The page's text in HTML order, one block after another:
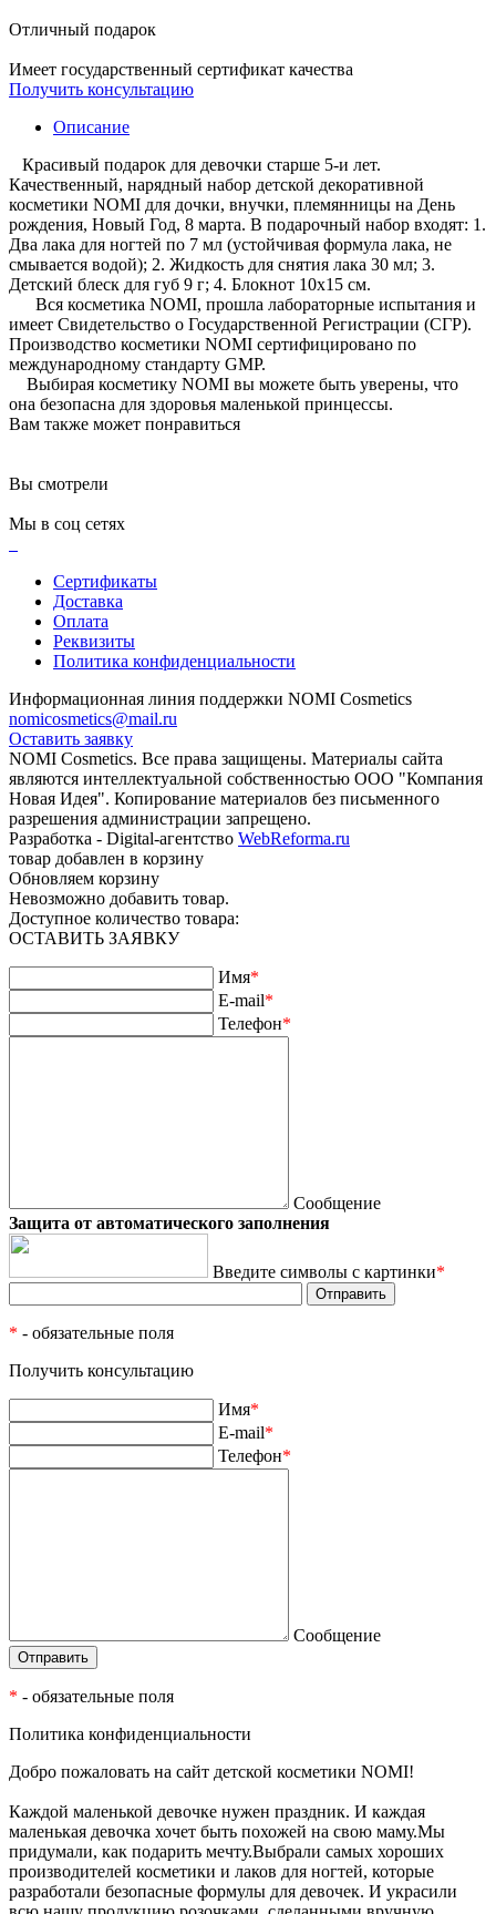
Отличный подарок
Имеет государственный сертификат качества
Получить консультацию
Описание
Красивый подарок для девочки старше 5-и лет.
Качественный, нарядный набор детской декоративной
косметики NOMI для дочки, внучки, племянницы на День
рождения, Новый Год, 8 марта. В подарочный набор входят: 1.
Два лака для ногтей по 7 мл (устойчивая формула лака, не
смывается водой); 2. Жидкость для снятия лака 30 мл; 3.
Детский блеск для губ 9 г; 4. Блокнот 10х15 см.
Вся косметика NOMI, прошла лабораторные испытания и
имеет Свидетельство о Государственной Регистрации (СГР).
Производство косметики NOMI сертифицировано по
международному стандарту GMP.
Выбирая косметику NOMI вы можете быть уверены, что
она безопасна для здоровья маленькой принцессы.
Вам также может понравиться
Вы смотрели
Мы в соц сетях
Сертификаты
Доставка
Оплата
Реквизиты
Политика конфиденциальности
Информационная линия поддержки NOMI Сosmetics
nomicosmetics@mail.ru
Оставить заявку
NOMI Сosmetics. Все права защищены. Материалы сайта
являются интеллектуальной собственностью ООО "Компания
Новая Идея". Копирование материалов без письменного
разрешения администрации запрещено.
Разработка - Digital-агентство WebReforma.ru
товар добавлен в корзину
Обновляем корзину
Невозможно добавить товар.
Доступное количество товара:
ОСТАВИТЬ ЗАЯВКУ
Имя*
E-mail*
Телефон*
Сообщение
Защита от автоматического заполнения
Введите символы с картинки*
* - обязательные поля
Получить консультацию
Имя*
E-mail*
Телефон*
Сообщение
* - обязательные поля
Политика конфиденциальности
Добро пожаловать на сайт детской косметики NOMI!
Каждой маленькой девочке нужен праздник. И каждая
маленькая девочка хочет быть похожей на свою маму.Мы
придумали, как подарить мечту.Выбрали самых хороших
производителей косметики и лаков для ногтей, которые
разработали безопасные формулы для девочек. И украсили